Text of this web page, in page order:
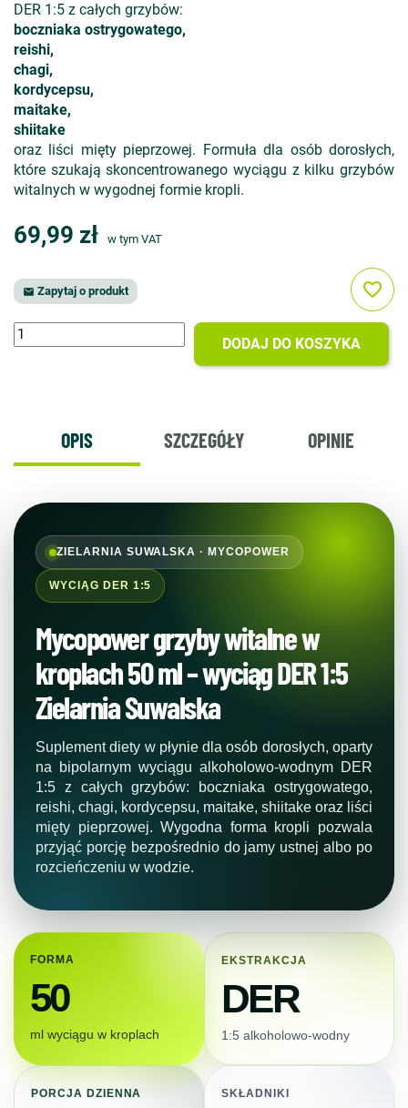
DER 1:5 z całych grzybów:
boczniaka ostrygowatego,
reishi,
chagi,
kordycepsu,
maitake,
shiitake
oraz liści mięty pieprzowej. Formuła dla osób dorosłych,
które szukają skoncentrowanego wyciągu z kilku grzybów
witalnych w wygodnej formie kropli.
69,99 zł w tym VAT
 Zapytaj o produkt
DODAJ DO KOSZYKA
favorite_border
OPIS SZCZEGÓŁY OPINIE
ZIELARNIA SUWALSKA · MYCOPOWER
WYCIĄG DER 1:5
Mycopower grzyby witalne w
kroplach 50 ml – wyciąg DER 1:5
Zielarnia Suwalska
Suplement diety w płynie dla osób dorosłych, oparty
na bipolarnym wyciągu alkoholowo-wodnym DER
1:5 z całych grzybów: boczniaka ostrygowatego,
reishi, chagi, kordycepsu, maitake, shiitake oraz liści
mięty pieprzowej. Wygodna forma kropli pozwala
przyjąć porcję bezpośrednio do jamy ustnej albo po
rozcieńczeniu w wodzie.
FORMA
50
ml wyciągu w kroplach
EKSTRAKCJA
DER
1:5 alkoholowo-wodny
PORCJA DZIENNA SKŁADNIKI